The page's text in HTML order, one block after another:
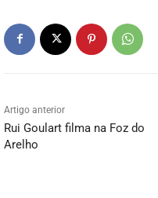
Artigo anterior
Rui Goulart filma na Foz do
Arelho